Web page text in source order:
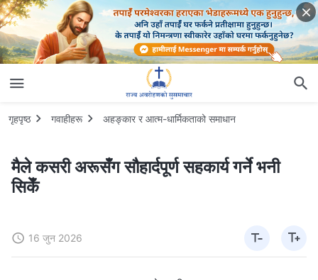
गृहपृष्ठ गवाहीहरू अहङ्कार र आत्म-धार्मिकताको समाधान
मैले कसरी अरूसँग सौहार्दपूर्ण सहकार्य गर्ने भनी
सिकेँ
16 जुन 2026